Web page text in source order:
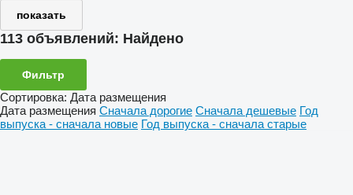
показать
113 объявлений: Найдено
Фильтр
Сортировка: Дата размещения
Дата размещения Сначала дорогие Сначала дешевые Год
выпуска - сначала новые Год выпуска - сначала старые